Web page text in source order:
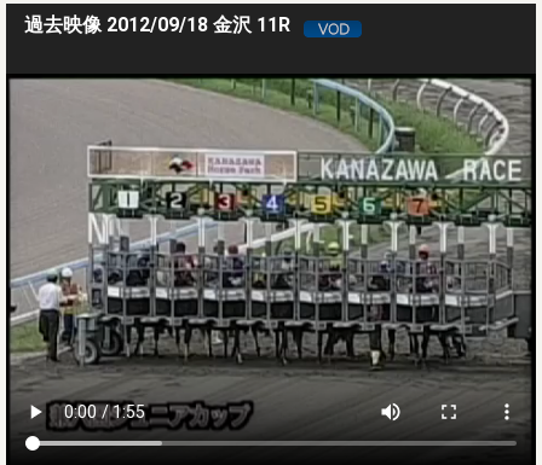
過去映像 2012/09/18 金沢 11R
ご注意
・レース映像が見られない方は以下のリンクをご確認ください。
レース映像が見られない方はこちら>>